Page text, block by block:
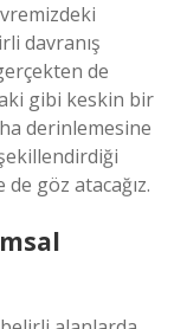
davranış
de
gibi keskin bir
derinlemesine
göz atacağız.